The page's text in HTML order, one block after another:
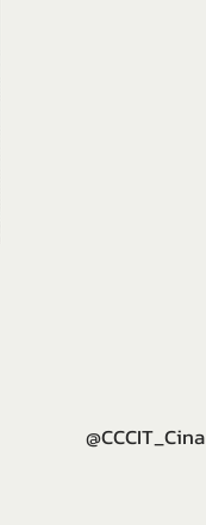
@CCCIT_Cina